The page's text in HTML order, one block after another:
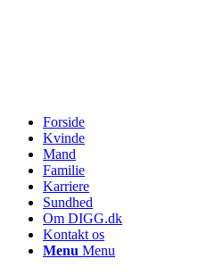
Forside
Kvinde
Mand
Familie
Karriere
Sundhed
Om DIGG.dk
Kontakt os
Menu Menu